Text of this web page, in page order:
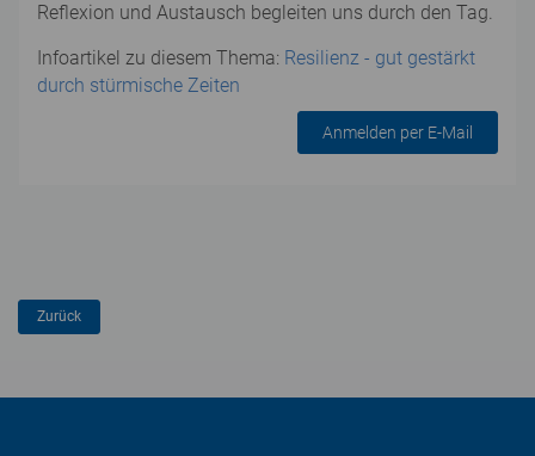
Reflexion und Austausch begleiten uns durch den Tag.
Infoartikel zu diesem Thema: Resilienz - gut gestärkt
durch stürmische Zeiten
Anmelden per E-Mail